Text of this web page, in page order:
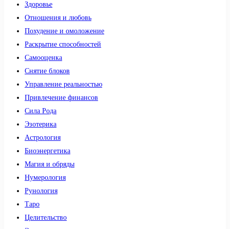
Здоровье
Отношения и любовь
Похудение и омоложение
Раскрытие способностей
Самооценка
Снятие блоков
Управление реальностью
Привлечение финансов
Сила Рода
Эзотерика
Астрология
Биоэнергетика
Магия и обряды
Нумерология
Рунология
Таро
Целительство